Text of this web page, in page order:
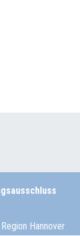
Hannover